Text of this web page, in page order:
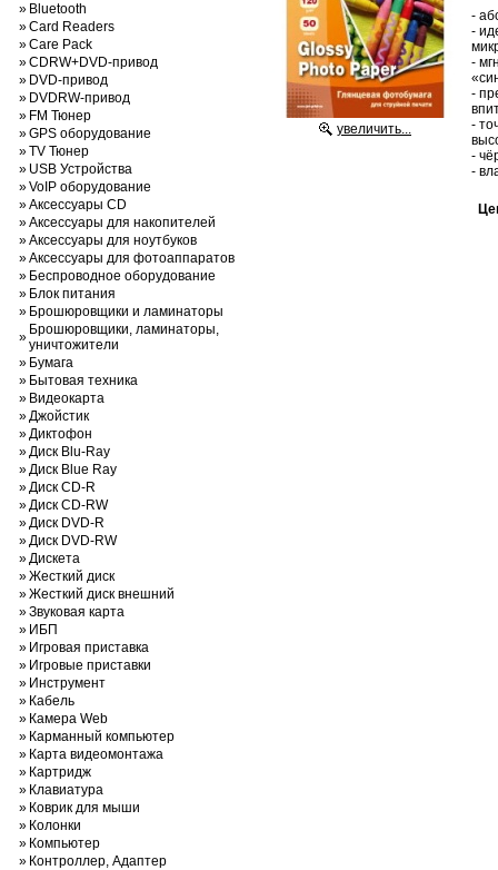
» Bluetooth
»Card Readers
»Care Pack
»CDRW+DVD-привод
» DVD-привод
» DVDRW-привод
» FM Тюнер
»GPS оборудование
»TV Тюнер
» USB Устройства
»VoIP оборудование
»Аксессуары CD
»Аксессуары для накопителей
»Аксессуары для ноутбуков
»Аксессуары для фотоаппаратов
» Беспроводное оборудование
» Блок питания
» Брошюровщики и ламинаторы
» Брошюровщики, ламинаторы,
уничтожители
» Бумага
» Бытовая техника
» Видеокарта
»Джойстик
»Диктофон
»Диск Blu-Ray
»Диск Blue Ray
»Диск CD-R
»Диск CD-RW
»Диск DVD-R
»Диск DVD-RW
»Дискета
»Жесткий диск
»Жесткий диск внешний
»Звуковая карта
» ИБП
» Игровая приставка
» Игровые приставки
» Инструмент
» Кабель
» Камера Web
» Карманный компьютер
» Карта видеомонтажа
» Картридж
» Клавиатура
» Коврик для мыши
» Колонки
» Компьютер
» Контроллер, Адаптер
увеличить...
-
-
-
-
-
-
-